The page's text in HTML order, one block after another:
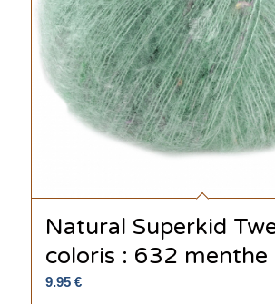
Natural Superkid
coloris : 632 menthe
9.95 €